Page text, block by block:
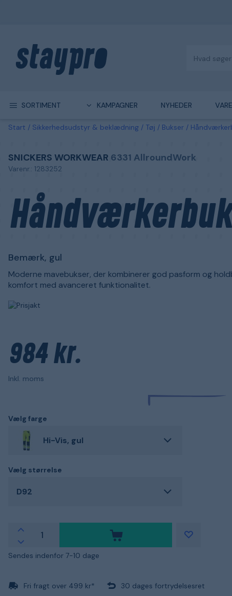
SORTIMENT KAMPAGNER NYHEDER
Start Sikkerhedsudstyr & beklædning Tøj Bukser
SNICKERS WORKWEAR 6331 AllroundWork
Varenr.: 1283252
Bemærk, gul
Moderne mavebukser, der kombinerer god pasform og
komfort med avanceret funktionalitet.
984 kr.
Inkl. moms
Vælg farge
Hi-Vis, gul
Vælg størrelse
D92
Sendes indenfor 7-10 dage
Fri fragt over 499 kr* 30 dages fortrydelsesret